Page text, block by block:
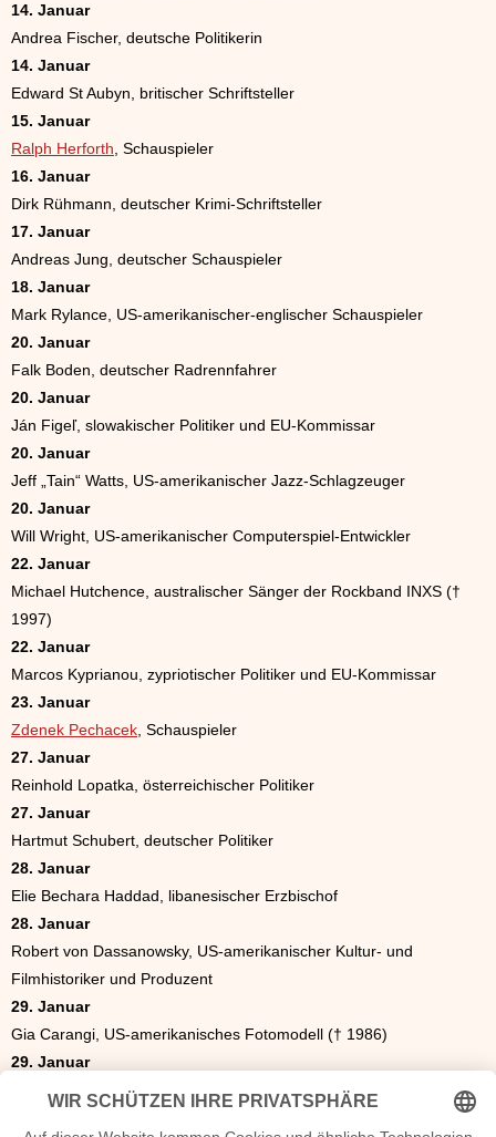
14. Januar
Andrea Fischer, deutsche Politikerin
14. Januar
Edward St Aubyn, britischer Schriftsteller
15. Januar
Ralph Herforth , Schauspieler
16. Januar
Dirk Rühmann, deutscher Krimi-Schriftsteller
17. Januar
Andreas Jung, deutscher Schauspieler
18. Januar
Mark Rylance, US-amerikanischer-englischer Schauspieler
20. Januar
Falk Boden, deutscher Radrennfahrer
20. Januar
Ján Figeľ, slowakischer Politiker und EU-Kommissar
20. Januar
Jeff „Tain“ Watts, US-amerikanischer Jazz-Schlagzeuger
20. Januar
Will Wright, US-amerikanischer Computerspiel-Entwickler
22. Januar
Michael Hutchence, australischer Sänger der Rockband INXS (†
1997)
22. Januar
Marcos Kyprianou, zypriotischer Politiker und EU-Kommissar
23. Januar
Zdenek Pechacek , Schauspieler
27. Januar
Reinhold Lopatka, österreichischer Politiker
27. Januar
Hartmut Schubert, deutscher Politiker
28. Januar
Elie Bechara Haddad, libanesischer Erzbischof
28. Januar
Robert von Dassanowsky, US-amerikanischer Kultur- und
Filmhistoriker und Produzent
29. Januar
Gia Carangi, US-amerikanisches Fotomodell († 1986)
29. Januar
Greg Louganis, US-amerikanischer Kunstspringer und